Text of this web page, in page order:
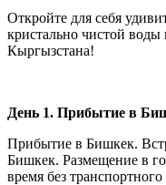
Откройте для себя
кристально чистой
Кыргызстана!
День 1. Прибытие в
Прибытие в Бишкек.
Бишкек. Размещение в
время без